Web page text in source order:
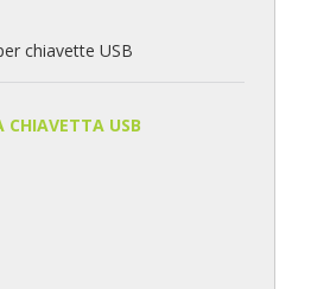
chiavette USB
CHIAVETTA USB